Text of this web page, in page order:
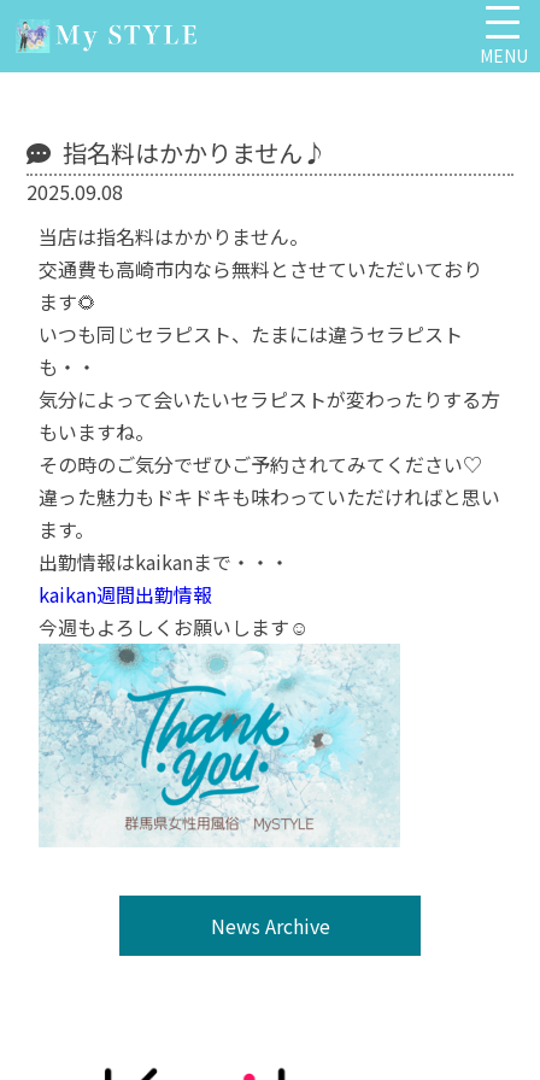
MENU
指名料はかかりません♪
2025.09.08
当店は指名料はかかりません。
交通費も高崎市内なら無料とさせていただいており
ます🌻
いつも同じセラピスト、たまには違うセラピスト
も・・
気分によって会いたいセラピストが変わったりする方
もいますね。
その時のご気分でぜひご予約されてみてください♡
違った魅力もドキドキも味わっていただければと思い
ます。
出勤情報はkaikanまで・・・
kaikan週間出勤情報
今週もよろしくお願いします☺
News Archive